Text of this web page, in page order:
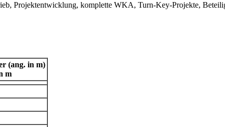
Projektentwicklung, komplette WKA, Turn-Key-Projekte,
(ang. in m)
m